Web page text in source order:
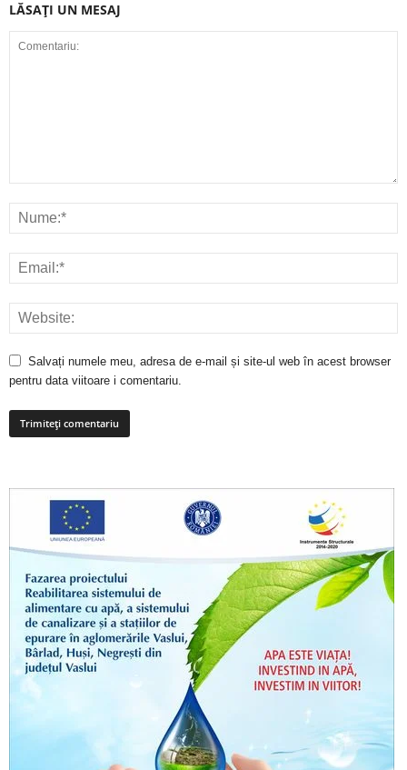
LĂSAȚI UN MESAJ
Salvați numele meu, adresa de e-mail și site-ul web în acest browser
pentru data viitoare i comentariu.